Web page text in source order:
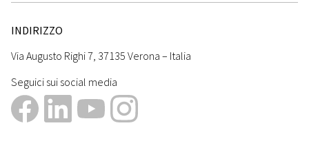
INDIRIZZO
Via Augusto Righi 7, 37135 Verona – Italia
Seguici sui social media